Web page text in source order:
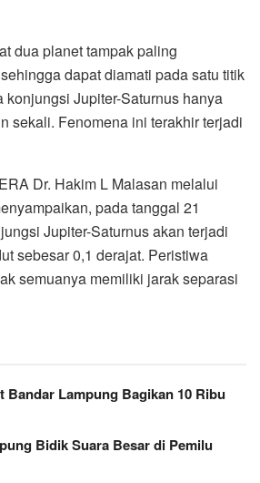
dua planet tampak paling
dapat diamati pada satu titik
konjungsi Jupiter-Saturnus hanya
sekali. Fenomena ini terakhir terjadi
Dr. Hakim L Malasan melalui
pada tanggal 21
Jupiter-Saturnus akan terjadi
sebesar 0,1 derajat. Peristiwa
semuanya memiliki jarak separasi
Bandar Lampung Bagikan 10 Ribu
Bidik Suara Besar di Pemilu